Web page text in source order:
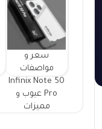
وعيوب
سعر و
مواصفات
Infinix Note 50
Pro عيوب و
مميزات